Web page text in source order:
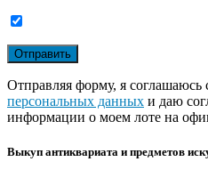
Отправляя форму, я соглашаюсь
персональных данных и даю
информации о моем лоте на
Выкуп антиквариата и предметов